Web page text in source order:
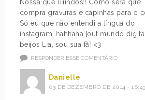
Nossa que liiiindos!! Como será que
compra gravuras e capinhas para o
Só eu que não entendi a língua do
instagram…hahhaha {out mundo
beijos Lia, sou sua fã! <3
RESPONDER ESSE COMENTÁRIO
Danielle
03 DE DEZEMBRO DE 2014 - 16:49